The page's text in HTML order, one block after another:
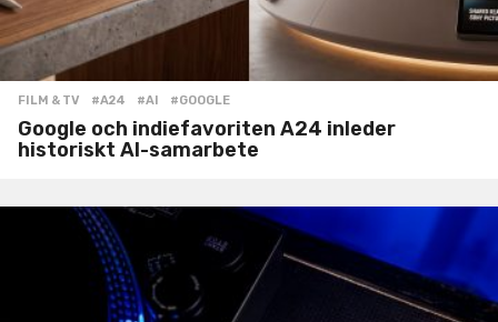
FILM & TV #A24 ,#AI ,#GOOGLE
Google och indiefavoriten A24 inleder
historiskt AI-samarbete